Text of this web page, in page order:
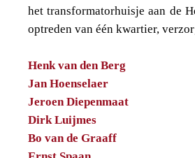
het transformatorhuisje aan de
optreden van één kwartier,
Henk van den Berg
Jan Hoenselaer
Jeroen Diepenmaat
Dirk Luijmes
Bo van de Graaff